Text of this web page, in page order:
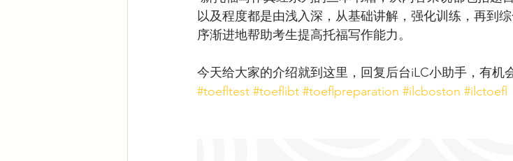
以及程度都是由浅入深，从基础讲解，强化训练，再到
序渐进地帮助考生提高托福写作能力。
今天给大家的介绍就到这里，回复后台iLC小助手，有机
#toefltest #toeflibt #toeflpreparation #ilcboston #ilctoefl